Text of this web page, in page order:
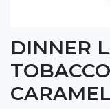
DINNER